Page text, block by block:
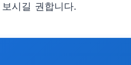
시길 권합니다.